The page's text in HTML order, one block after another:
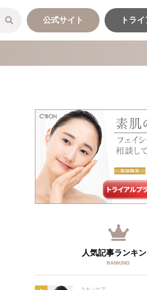
公式サイト トラ
人気記事ランキ
RANKING